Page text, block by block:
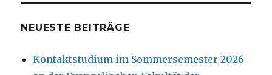
NEUESTE BEITRÄGE
Kontaktstudium im Sommersemester 2026